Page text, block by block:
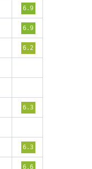
6.9
6.9
6.2
6.3
6.3
6.6